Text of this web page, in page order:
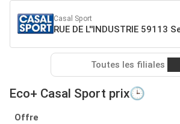
Casal Sport
RUE DE L''INDUSTRIE 59113
Toutes les filiales
Eco+ Casal Sport prix🕒
Offre